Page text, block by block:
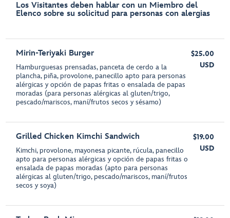
Los Visitantes deben hablar con un Miembro del
Elenco sobre su solicitud para personas con alergias
Mirin-Teriyaki Burger
Hamburguesas prensadas, panceta de cerdo a la
plancha, piña, provolone, panecillo apto para personas
alérgicas y opción de papas fritas o ensalada de papas
moradas (para personas alérgicas al gluten/trigo,
pescado/mariscos, maní/frutos secos y sésamo)
$25.00
USD
Grilled Chicken Kimchi Sandwich
Kimchi, provolone, mayonesa picante, rúcula, panecillo
apto para personas alérgicas y opción de papas fritas o
ensalada de papas moradas (apto para personas
alérgicas al gluten/trigo, pescado/mariscos, maní/frutos
secos y soya)
$19.00
USD